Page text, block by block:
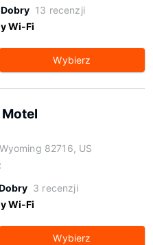
Dobry 13 recenzji
Wi-Fi
Wybierz
82716, US
3 recenzji
Wi-Fi
Wybierz